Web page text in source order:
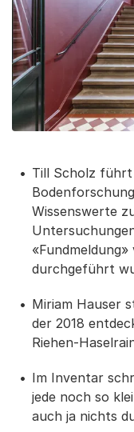
Till Scholz führt
Wissenswerte
durchgeführt
Miriam Hauser
der 2018
Riehen-
Im Inventar
jede noch so
auch ja nichts